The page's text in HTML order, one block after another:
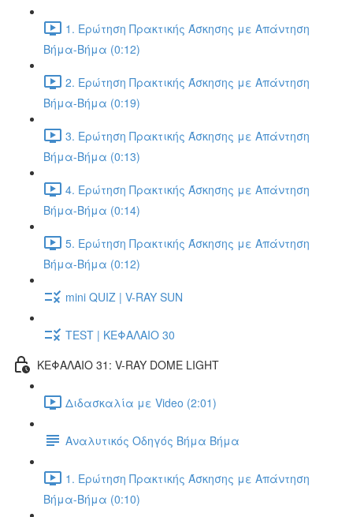
1. Ερώτηση Πρακτικής Άσκησης με Απάντηση
Βήμα-Βήμα (0:12)
2. Ερώτηση Πρακτικής Άσκησης με Απάντηση
Βήμα-Βήμα (0:19)
3. Ερώτηση Πρακτικής Άσκησης με Απάντηση
Βήμα-Βήμα (0:13)
4. Ερώτηση Πρακτικής Άσκησης με Απάντηση
Βήμα-Βήμα (0:14)
5. Ερώτηση Πρακτικής Άσκησης με Απάντηση
Βήμα-Βήμα (0:12)
mini QUIZ | V-RAY SUN
TEST | ΚΕΦΑΛΑΙΟ 30
ΚΕΦΑΛΑΙΟ 31: V-RAY DOME LIGHT
Διδασκαλία με Video (2:01)
Αναλυτικός Οδηγός Βήμα Βήμα
1. Ερώτηση Πρακτικής Άσκησης με Απάντηση
Βήμα-Βήμα (0:10)